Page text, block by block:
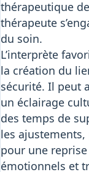
thérapeutique
thérapeute
du soin.
L’interprète
la création du
sécurité. Il peut
un éclairage
des temps de
les
pour une
émotionnels et